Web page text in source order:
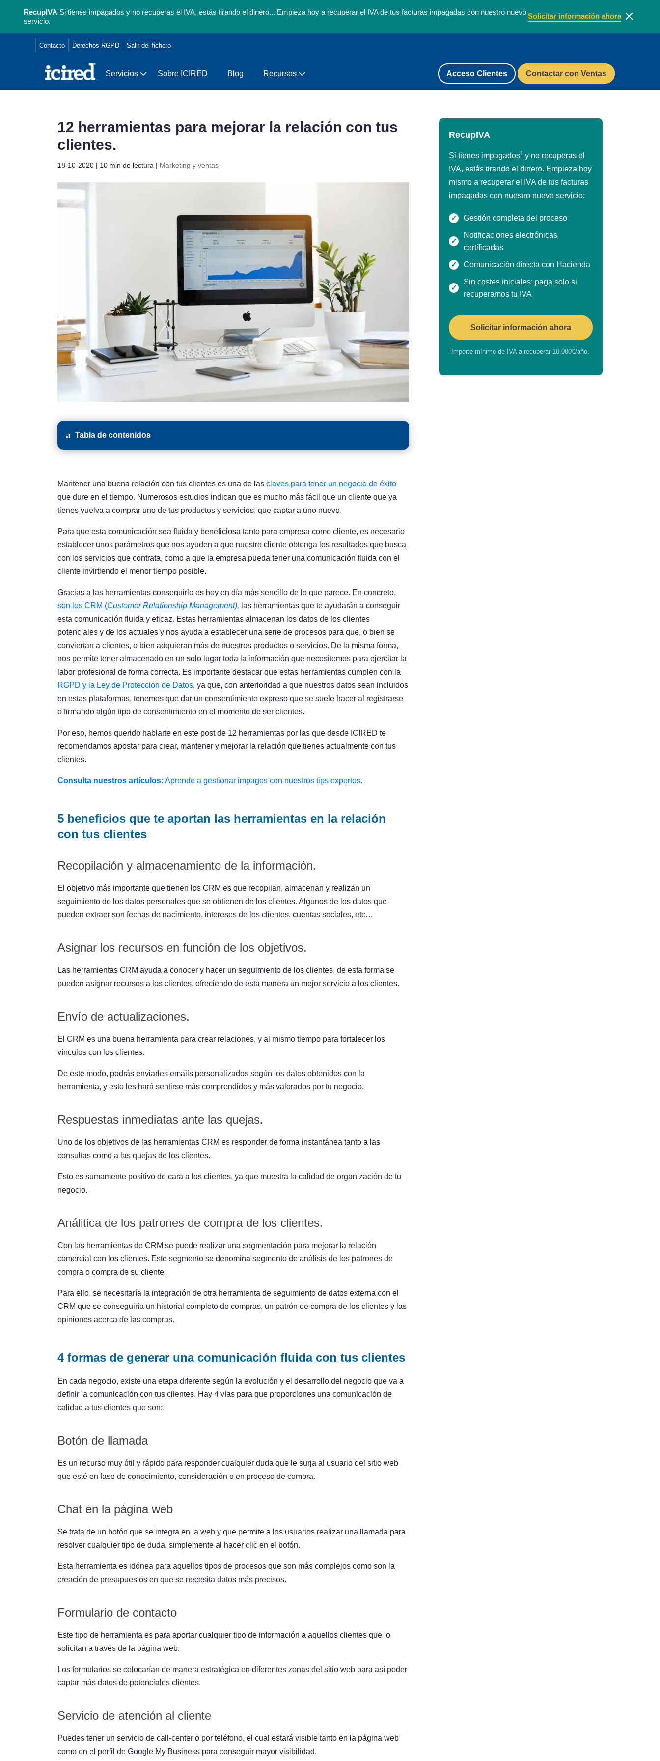
RecupIVA Si tienes impagados y no recuperas el IVA, estás tirando el dinero... Empieza hoy a recuperar el IVA de tus facturas impagadas con nuestro nuevo
servicio.
Solicitar información ahora
Contacto Derechos RGPD Salir del fichero
Servicios Sobre ICIRED Blog Recursos Acceso Clientes Contactar con Ventas
12 herramientas para mejorar la relación con tus
clientes.
18-10-2020 | 10 min de lectura | Marketing y ventas
Tabla de contenidos
Mantener una buena relación con tus clientes es una de las claves para tener un negocio de éxito
que dure en el tiempo. Numerosos estudios indican que es mucho más fácil que un cliente que ya
tienes vuelva a comprar uno de tus productos y servicios, que captar a uno nuevo.
Para que esta comunicación sea fluida y beneficiosa tanto para empresa como cliente, es necesario
establecer unos parámetros que nos ayuden a que nuestro cliente obtenga los resultados que busca
con los servicios que contrata, como a que la empresa pueda tener una comunicación fluida con el
cliente invirtiendo el menor tiempo posible.
Gracias a las herramientas conseguirlo es hoy en día más sencillo de lo que parece. En concreto,
son los CRM (Customer Relationship Management), las herramientas que te ayudarán a conseguir
esta comunicación fluida y eficaz. Estas herramientas almacenan los datos de los clientes
potenciales y de los actuales y nos ayuda a establecer una serie de procesos para que, o bien se
conviertan a clientes, o bien adquieran más de nuestros productos o servicios. De la misma forma,
nos permite tener almacenado en un solo lugar toda la información que necesitemos para ejercitar la
labor profesional de forma correcta. Es importante destacar que estas herramientas cumplen con la
RGPD y la Ley de Protección de Datos, ya que, con anterioridad a que nuestros datos sean incluidos
en estas plataformas, tenemos que dar un consentimiento expreso que se suele hacer al registrarse
o firmando algún tipo de consentimiento en el momento de ser clientes.
Por eso, hemos querido hablarte en este post de 12 herramientas por las que desde ICIRED te
recomendamos apostar para crear, mantener y mejorar la relación que tienes actualmente con tus
clientes.
Consulta nuestros artículos: Aprende a gestionar impagos con nuestros tips expertos.
5 beneficios que te aportan las herramientas en la relación
con tus clientes
Recopilación y almacenamiento de la información.
El objetivo más importante que tienen los CRM es que recopilan, almacenan y realizan un
seguimiento de los datos personales que se obtienen de los clientes. Algunos de los datos que
pueden extraer son fechas de nacimiento, intereses de los clientes, cuentas sociales, etc…
Asignar los recursos en función de los objetivos.
Las herramientas CRM ayuda a conocer y hacer un seguimiento de los clientes, de esta forma se
pueden asignar recursos a los clientes, ofreciendo de esta manera un mejor servicio a los clientes.
Envío de actualizaciones.
El CRM es una buena herramienta para crear relaciones, y al mismo tiempo para fortalecer los
vínculos con los clientes.
De este modo, podrás enviarles emails personalizados según los datos obtenidos con la
herramienta, y esto les hará sentirse más comprendidos y más valorados por tu negocio.
Respuestas inmediatas ante las quejas.
Uno de los objetivos de las herramientas CRM es responder de forma instantánea tanto a las
consultas como a las quejas de los clientes.
Esto es sumamente positivo de cara a los clientes, ya que muestra la calidad de organización de tu
negocio.
Análitica de los patrones de compra de los clientes.
Con las herramientas de CRM se puede realizar una segmentación para mejorar la relación
comercial con los clientes. Este segmento se denomina segmento de análisis de los patrones de
compra o compra de su cliente.
Para ello, se necesitaría la integración de otra herramienta de seguimiento de datos externa con el
CRM que se conseguiría un historial completo de compras, un patrón de compra de los clientes y las
opiniones acerca de las compras.
4 formas de generar una comunicación fluida con tus clientes
En cada negocio, existe una etapa diferente según la evolución y el desarrollo del negocio que va a
definir la comunicación con tus clientes. Hay 4 vías para que proporciones una comunicación de
calidad a tus clientes que son:
Botón de llamada
Es un recurso muy útil y rápido para responder cualquier duda que le surja al usuario del sitio web
que esté en fase de conocimiento, consideración o en proceso de compra.
Chat en la página web
Se trata de un botón que se integra en la web y que permite a los usuarios realizar una llamada para
resolver cualquier tipo de duda, simplemente al hacer clic en el botón.
Esta herramienta es idónea para aquellos tipos de procesos que son más complejos como son la
creación de presupuestos en que se necesita datos más precisos.
Formulario de contacto
Este tipo de herramienta es para aportar cualquier tipo de información a aquellos clientes que lo
solicitan a través de la página web.
Los formularios se colocarían de manera estratégica en diferentes zonas del sitio web para así poder
captar más datos de potenciales clientes.
Servicio de atención al cliente
Puedes tener un servicio de call-center o por teléfono, el cual estará visible tanto en la página web
como en el perfil de Google My Business para conseguir mayor visibilidad.
RecupIVA
Si tienes impagados1 y no recuperas el
IVA, estás tirando el dinero. Empieza hoy
mismo a recuperar el IVA de tus facturas
impagadas con nuestro nuevo servicio:
Gestión completa del proceso
Notificaciones electrónicas
certificadas
Comunicación directa con Hacienda
Sin costes iniciales: paga solo si
recuperamos tu IVA
Solicitar información ahora
1 Importe mínimo de IVA a recuperar 10.000€/año.